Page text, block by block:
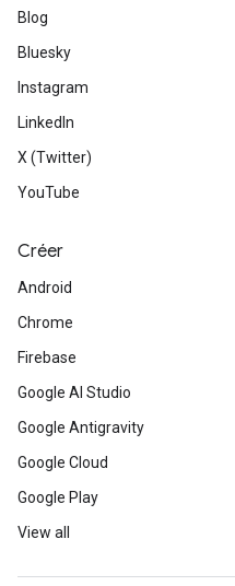
Blog
Bluesky
Instagram
LinkedIn
X (Twitter)
YouTube
Créer
Android
Chrome
Firebase
Google AI Studio
Google Antigravity
Google Cloud
Google Play
View all